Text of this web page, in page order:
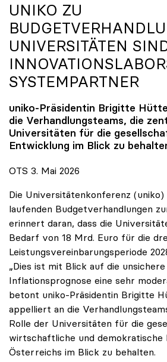
UNIKO ZU
UNIVERSITÄTEN
SYSTEMPARTNER
uniko-Präsidentin Brigitte
die Verhandlungsteams, die
Universitäten für die
Entwicklung im Blick zu
OTS 3. Mai 2026
Die Universitätenkonferenz (uniko)
laufenden Budgetverhandlungen
erinnert daran, dass die
Bedarf von 18 Mrd. Euro für die
Leistungsvereinbarungsperiode
„Dies ist mit Blick auf die unsichere
Inflationsprognose eine sehr
betont uniko-Präsidentin Brigitte
appelliert an die
Rolle der Universitäten für die
wirtschaftliche und demokratische
Österreichs im Blick zu behalten.